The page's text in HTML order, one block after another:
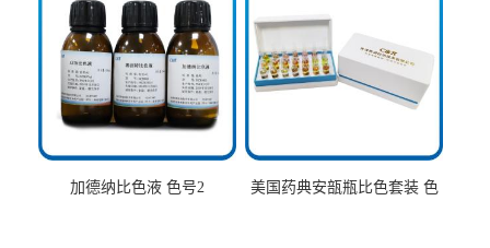
加德纳比色液 色号2
美国药典安瓿瓶比色套装 色